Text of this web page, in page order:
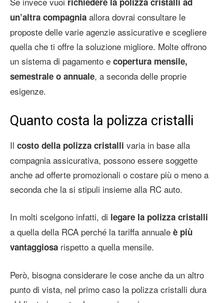
un’altra compagnia allora dovrai consultare le
proposte delle varie agenzie assicurative e scegliere
quella che ti offre la soluzione migliore. Molte offrono
un sistema di pagamento e copertura mensile,
semestrale o annuale, a seconda delle proprie
esigenze.
Quanto costa la polizza cristalli
Il costo della polizza cristalli varia in base alla
compagnia assicurativa, possono essere soggette
anche ad offerte promozionali o costare più o meno a
seconda che la si stipuli insieme alla RC auto.
In molti scelgono infatti, di legare la polizza cristalli
a quella della RCA perché la tariffa annuale è più
vantaggiosa rispetto a quella mensile.
Però, bisogna considerare le cose anche da un altro
punto di vista, nel primo caso la polizza cristalli dura